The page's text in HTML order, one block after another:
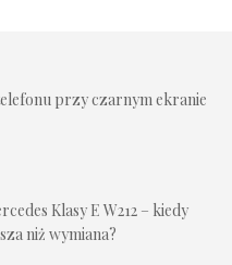
przy czarnym ekranie
Klasy E W212 – kiedy
niż wymiana?